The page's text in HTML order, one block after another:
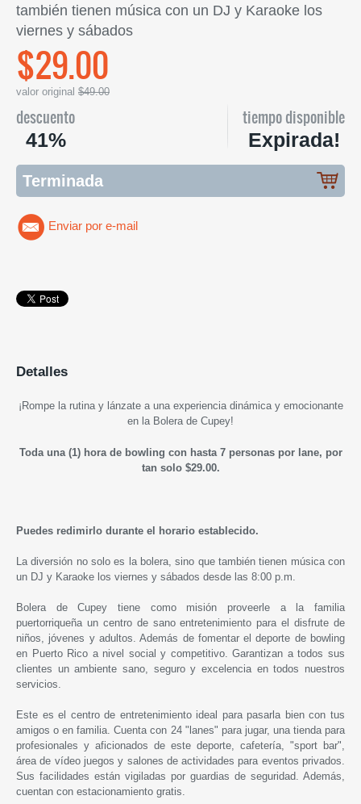
también tienen música con un DJ y Karaoke los
viernes y sábados
$29.00
valor original $49.00
descuento
41%
tiempo disponible
Expirada!
Terminada
Enviar por e-mail
Detalles
¡Rompe la rutina y lánzate a una experiencia dinámica y emocionante
en la Bolera de Cupey!
Toda una (1) hora de bowling con hasta 7 personas por lane, por
tan solo $29.00.
Puedes redimirlo durante el horario establecido.
La diversión no solo es la bolera, sino que también tienen música con
un DJ y Karaoke los viernes y sábados desde las 8:00 p.m.
Bolera de Cupey tiene como misión proveerle a la familia
puertorriqueña un centro de sano entretenimiento para el disfrute de
niños, jóvenes y adultos. Además de fomentar el deporte de bowling
en Puerto Rico a nivel social y competitivo. Garantizan a todos sus
clientes un ambiente sano, seguro y excelencia en todos nuestros
servicios.
Este es el centro de entretenimiento ideal para pasarla bien con tus
amigos o en familia. Cuenta con 24 "lanes" para jugar, una tienda para
profesionales y aficionados de este deporte, cafetería, "sport bar",
área de vídeo juegos y salones de actividades para eventos privados.
Sus facilidades están vigiladas por guardias de seguridad. Además,
cuentan con estacionamiento gratis.